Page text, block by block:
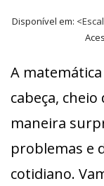
Disponível em: <
A
cabeça, cheio
maneira
problemas e
cotidiano.